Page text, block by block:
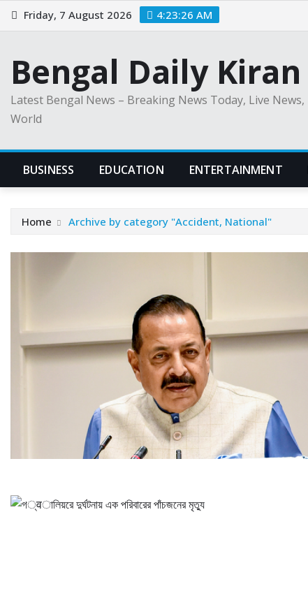
Skip
to
Friday, 7 August 2026 4:23:27 AM
Bengal Daily Kiran
Latest Bengal News – Breaking News Today, Live News,
World
BUSINESS EDUCATION ENTERTAINMENT
Home Archive by category "Accident, National"